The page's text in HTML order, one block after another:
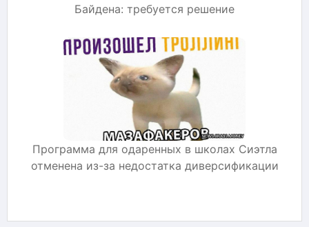
Байдена: требуется решение
Программа для одаренных в школах Сиэтла
отменена из-за недостатка диверсификации